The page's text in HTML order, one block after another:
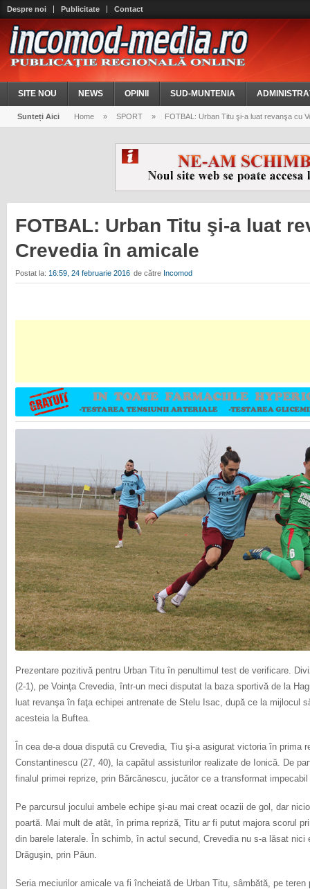
Despre noi Publicitate Contact
SITE NOU NEWS OPINII SUD-MUNTENIA
Sunteți Aici Home » SPORT » FOTBAL: Urban Titu şi-a luat revanşa cu
FOTBAL: Urban Titu şi-a luat
Crevedia în amicale
Postat la: 16:59, 24 februarie 2016 de către Incomod
Prezentare pozitivă pentru Urban Titu în penultimul test de verificare.
(2-1), pe Voinţa Crevedia, într-un meci disputat la baza sportivă de la
luat revanşa în faţa echipei antrenate de Stelu Isac, după ce la mijlocul
acesteia la Buftea.
În cea de-a doua dispută cu Crevedia, Tiu şi-a asigurat victoria în prima
Constantinescu (27, 40), la capătul assisturilor realizate de Ionică. De
finalul primei reprize, prin Bărcănescu, jucător ce a transformat
Pe parcursul jocului ambele echipe şi-au mai creat ocazii de gol, dar
poartă. Mai mult de atât, în prima repriză, Titu ar fi putut majora scorul
din barele laterale. În schimb, în actul secund, Crevedia nu s-a lăsat
Drăguşin, prin Păun.
Seria meciurilor amicale va fi încheiată de Urban Titu, sâmbătă, pe teren